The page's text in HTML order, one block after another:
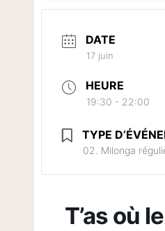
DATE
17 juin
HEURE
19:30 - 22:00
TYPE
02. Milonga
T’as où